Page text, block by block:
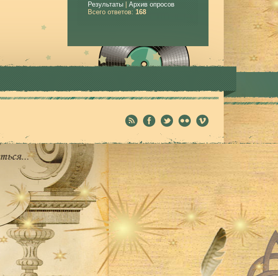
Результаты| Архив опросов
Всего ответов: 168